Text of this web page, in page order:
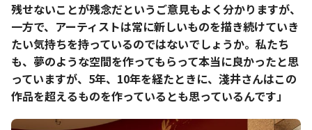
残せないことが残念だというご意見もよく分かりますが、
一方で、アーティストは常に新しいものを描き続けていき
たい気持ちを持っているのではないでしょうか。私たち
も、夢のような空間を作ってもらって本当に良かったと思
っていますが、5年、10年を経たときに、淺井さんはこの
作品を超えるものを作っているとも思っているんです」